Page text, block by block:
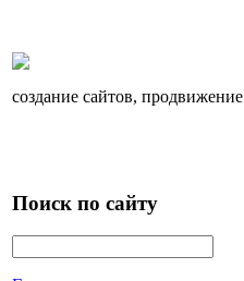
создание сайтов, продвижение
Поиск по сайту